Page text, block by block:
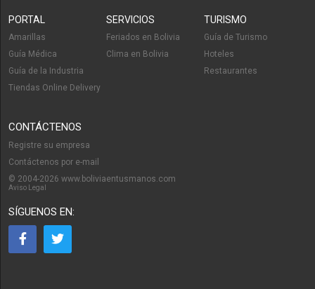
PORTAL
Amarillas
Guía Médica
Guía de la Industria
Tiendas Online Delivery
SERVICIOS
Feriados en Bolivia
Clima en Bolivia
TURISMO
Guía de Turismo
Hoteles
Restaurantes
CONTÁCTENOS
Registre su empresa
Contáctenos por e-mail
© 2004-2026 www.boliviaentusmanos.com
Aviso Legal
SÍGUENOS EN: